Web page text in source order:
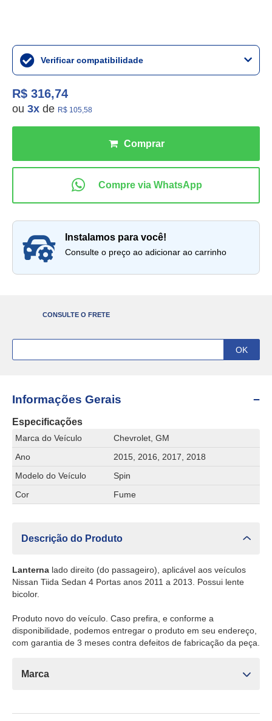
Verificar compatibilidade
R$ 316,74
ou 3x de R$ 105,58
instalamos para você!
Consulte o preço ao adicionar ao carrinho
CONSULTE O FRETE
Informações Gerais
Especificações
Marca do Veículo
Chevrolet, GM
Ano
2015, 2016, 2017, 2018
Modelo do Veículo
Spin
Cor
Fume
Descrição do Produto
Lanterna lado direito (do passageiro), aplicável aos veículos
Nissan Tiida Sedan 4 Portas anos 2011 a 2013. Possui lente
bicolor.
Produto novo do veículo. Caso prefira, e conforme a
disponibilidade, podemos entregar o produto em seu endereço,
com garantia de 3 meses contra defeitos de fabricação da peça.
Marca